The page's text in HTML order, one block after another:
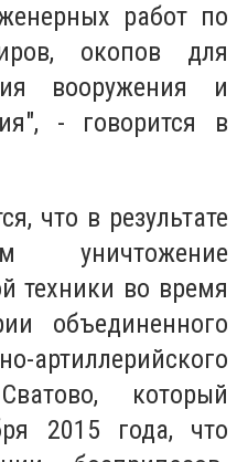
работ по
окопов для
вооружения и
- говорится в
что в результате
уничтожение
техники во время
объединенного
который
2015 года, что